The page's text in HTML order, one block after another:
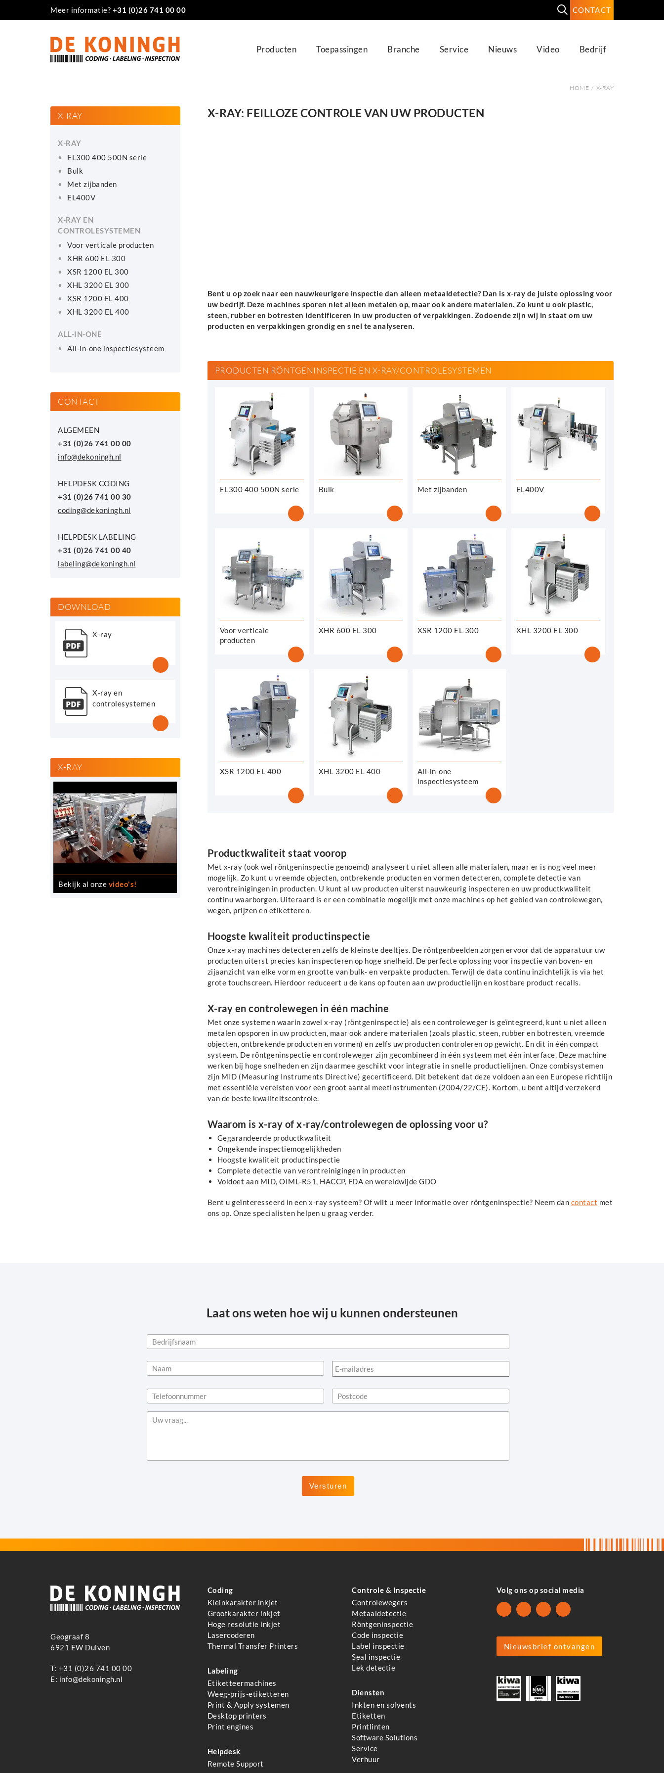
Meer informatie? +31 (0)26 741 00 00 CONTACT
Producten Toepassingen Branche Service Nieuws Video Bedrijf
HOME / X-RAY
X-RAY
X-RAY
EL300 400 500N serie
Bulk
Met zijbanden
EL400V
X-RAY EN
CONTROLESYSTEMEN
Voor verticale producten
XHR 600 EL 300
XSR 1200 EL 300
XHL 3200 EL 300
XSR 1200 EL 400
XHL 3200 EL 400
ALL-IN-ONE
All-in-one inspectiesysteem
CONTACT
ALGEMEEN
+31 (0)26 741 00 00
info@dekoningh.nl
HELPDESK CODING
+31 (0)26 741 00 30
coding@dekoningh.nl
HELPDESK LABELING
+31 (0)26 741 00 40
labeling@dekoningh.nl
DOWNLOAD
X-ray
X-ray en
controlesystemen
X-RAY
Bekijk al onze video's!
X-RAY: FEILLOZE CONTROLE VAN UW PRODUCTEN
Bent u op zoek naar een nauwkeurigere inspectie dan alleen metaaldetectie? Dan is x-ray de juiste oplossing voor
uw bedrijf. Deze machines sporen niet alleen metalen op, maar ook andere materialen. Zo kunt u ook plastic,
steen, rubber en botresten identificeren in uw producten of verpakkingen. Zodoende zijn wij in staat om uw
producten en verpakkingen grondig en snel te analyseren.
PRODUCTEN RÖNTGENINSPECTIE EN X-RAY/CONTROLESYSTEMEN
EL300 400 500N serie Bulk Met zijbanden EL400V
Voor verticale
producten
XHR 600 EL 300 XSR 1200 EL 300 XHL 3200 EL 300
XSR 1200 EL 400 XHL 3200 EL 400
All-in-one
inspectiesysteem
Productkwaliteit staat voorop
Met x-ray (ook wel röntgeninspectie genoemd) analyseert u niet alleen alle materialen, maar er is nog veel meer
mogelijk. Zo kunt u vreemde objecten, ontbrekende producten en vormen detecteren, complete detectie van
verontreinigingen in producten. U kunt al uw producten uiterst nauwkeurig inspecteren en uw productkwaliteit
continu waarborgen. Uiteraard is er een combinatie mogelijk met onze machines op het gebied van controlewegen,
wegen, prijzen en etiketteren.
Hoogste kwaliteit productinspectie
Onze x-ray machines detecteren zelfs de kleinste deeltjes. De röntgenbeelden zorgen ervoor dat de apparatuur uw
producten uiterst precies kan inspecteren op hoge snelheid. De perfecte oplossing voor inspectie van boven- en
zijaanzicht van elke vorm en grootte van bulk- en verpakte producten. Terwijl de data continu inzichtelijk is via het
grote touchscreen. Hierdoor reduceert u de kans op fouten aan uw productielijn en kostbare product recalls.
X-ray en controlewegen in één machine
Met onze systemen waarin zowel x-ray (röntgeninspectie) als een controleweger is geïntegreerd, kunt u niet alleen
metalen opsporen in uw producten, maar ook andere materialen (zoals plastic, steen, rubber en botresten, vreemde
objecten, ontbrekende producten en vormen) en zelfs uw producten controleren op gewicht. En dit in één compact
systeem. De röntgeninspectie en controleweger zijn gecombineerd in één systeem met één interface. Deze machine
werken bij hoge snelheden en zijn daarmee geschikt voor integratie in snelle productielijnen. Onze combisystemen
zijn MID (Measuring Instruments Directive) gecertificeerd. Dit betekent dat deze voldoen aan een Europese richtlijn
met essentiële vereisten voor een groot aantal meetinstrumenten (2004/22/CE). Kortom, u bent altijd verzekerd
van de beste kwaliteitscontrole.
Waarom is x-ray of x-ray/controlewegen de oplossing voor u?
Gegarandeerde productkwaliteit
Ongekende inspectiemogelijkheden
Hoogste kwaliteit productinspectie
Complete detectie van verontreinigingen in producten
Voldoet aan MID, OIML-R51, HACCP, FDA en wereldwijde GDO
Bent u geïnteresseerd in een x-ray systeem? Of wilt u meer informatie over röntgeninspectie? Neem dan contact met
ons op. Onze specialisten helpen u graag verder.
Laat ons weten hoe wij u kunnen ondersteunen
Geograaf 8
6921 EW Duiven
T: +31 (0)26 741 00 00
E: info@dekoningh.nl
Coding
Kleinkarakter inkjet
Grootkarakter inkjet
Hoge resolutie inkjet
Lasercoderen
Thermal Transfer Printers
Labeling
Etiketteermachines
Weeg-prijs-etiketteren
Print & Apply systemen
Desktop printers
Print engines
Helpdesk
Remote Support
Controle & Inspectie
Controlewegers
Metaaldetectie
Röntgeninspectie
Code inspectie
Label inspectie
Seal inspectie
Lek detectie
Diensten
Inkten en solvents
Etiketten
Printlinten
Software Solutions
Service
Verhuur
Volg ons op social media
Nieuwsbrief ontvangen